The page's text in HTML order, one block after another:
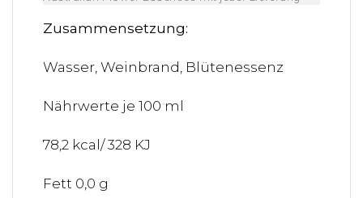
Zusammensetzung:
Wasser, Weinbrand, Blütenessenz
Nährwerte je 100 ml
78,2 kcal/ 328 KJ
Fett 0,0 g